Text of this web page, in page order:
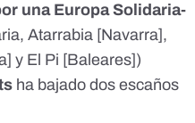
una Europa Solidaria-
Atarrabia [Navarra],
y El Pi [Baleares])
ha bajado dos escaños